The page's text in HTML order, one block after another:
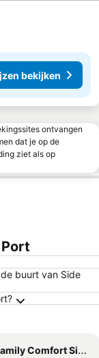
bekijken
ontvangen
dat je op de
ziet als op
buurt van Side
Comfort Side